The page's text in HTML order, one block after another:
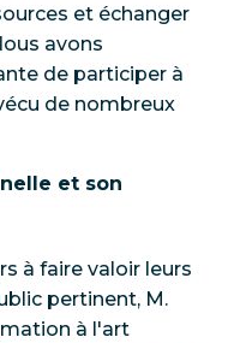
et échanger
avons
de participer à
de nombreux
et son
à faire valoir leurs
pertinent, M.
à l'art